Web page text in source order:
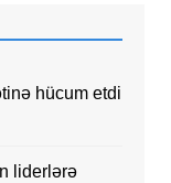
hücum etdi
liderlərə